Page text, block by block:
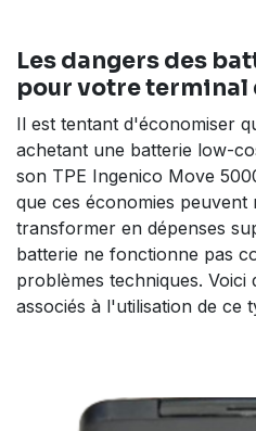
Les dangers des
pour votre terminal
Il est tentant d'économiser
achetant une batterie low-
son TPE Ingenico Move
que ces économies peuvent
transformer en dépenses
batterie ne fonctionne pas
problèmes techniques. Voici
associés à l'utilisation de ce